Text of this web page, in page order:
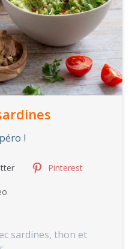
!
Pinterest
sardines, thon et